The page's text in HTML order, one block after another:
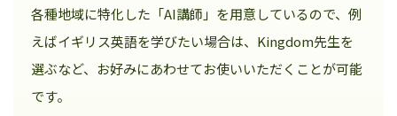
各種地域に特化した「AI講師」を用意しているので、例
えばイギリス英語を学びたい場合は、Kingdom先生を
選ぶなど、お好みにあわせてお使いいただくことが可能
です。